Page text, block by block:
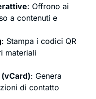
: Offrono ai
a contenuti e
: Stampa i codici QR
materiali
: Genera
di contatto